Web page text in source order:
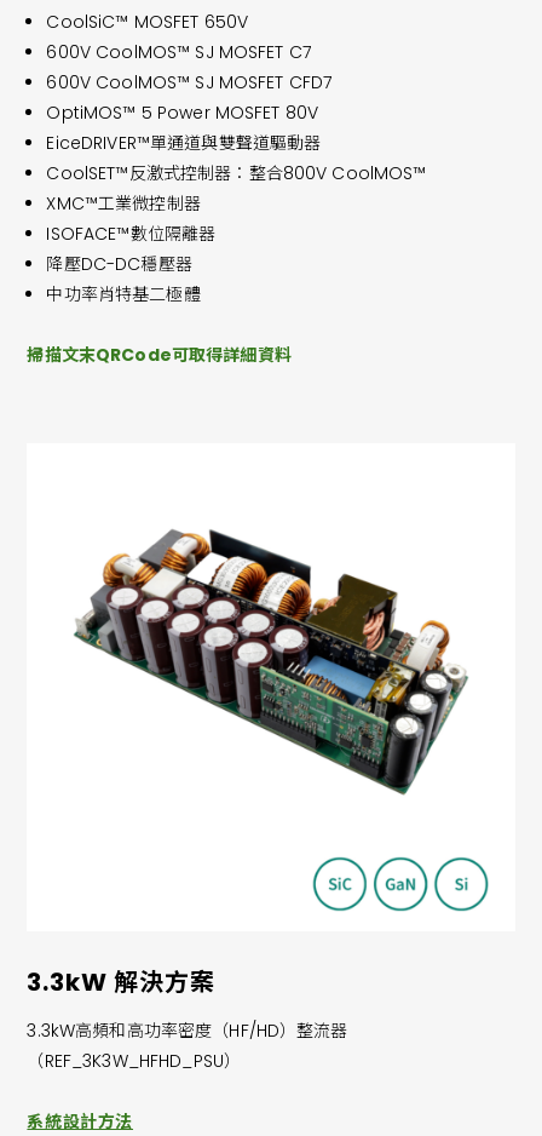
CoolSiC™ MOSFET 650V
600V CoolMOS™ SJ MOSFET C7
600V CoolMOS™ SJ MOSFET CFD7
OptiMOS™ 5 Power MOSFET 80V
EiceDRIVER™單通道與雙聲道驅動器
CoolSET™反激式控制器：整合800V CoolMOS™
XMC™工業微控制器
ISOFACE™數位隔離器
降壓DC-DC穩壓器
中功率肖特基二極體
掃描文末QRCode可取得詳細資料
3.3kW 解決方案
3.3kW高頻和高功率密度（HF/HD）整流器
（REF_3K3W_HFHD_PSU）
系統設計方法